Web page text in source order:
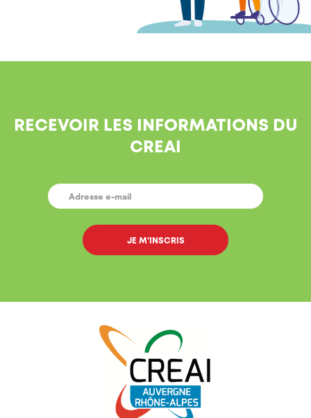
RECEVOIR LES INFORMATIONS DU
CREAI
E-
MAIL *